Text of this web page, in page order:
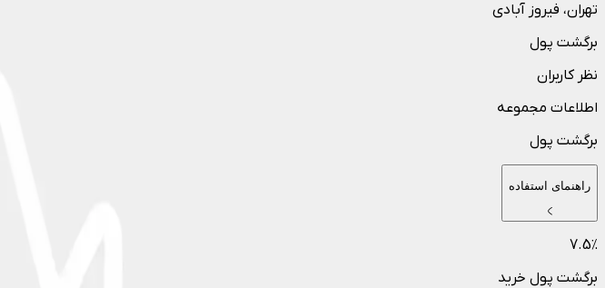
تهران، فیروز آبادی
برگشت پول
نظر کاربران
اطلاعات مجموعه
برگشت پول
راهنمای استفاده
7.5٪
برگشت پول خرید